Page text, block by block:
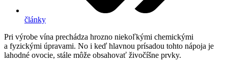
články
Pri výrobe vína prechádza hrozno niekoľkými chemickými
a fyzickými úpravami. No i keď hlavnou prísadou tohto nápoja je
lahodné ovocie, stále môže obsahovať živočíšne prvky.